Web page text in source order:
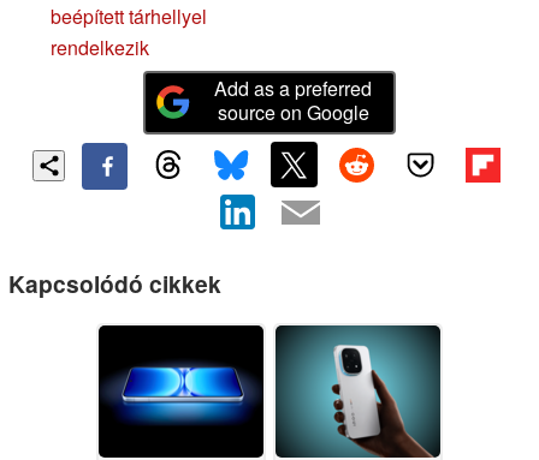
beépített tárhellyel
rendelkezik
Add as a preferred
source on Google
Kapcsolódó cikkek